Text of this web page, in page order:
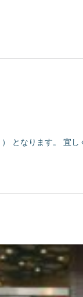
となります。 宜し